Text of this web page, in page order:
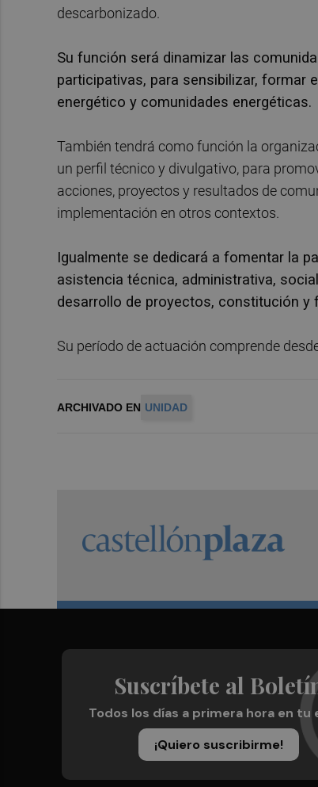
descarbonizado.
Su función será dinamizar las
participativas, para sensibilizar, formar
energético y comunidades energéticas.
También tendrá como función la
un perfil técnico y divulgativo, para
acciones, proyectos y resultados de
implementación en otros contextos.
Igualmente se dedicará a fomentar la
asistencia técnica, administrativa,
desarrollo de proyectos, constitución y
Su período de actuación comprende
ARCHIVADO EN UNIDAD
Suscríbete al
Todos los días a primera hora en tu
¡Quiero suscribirme!